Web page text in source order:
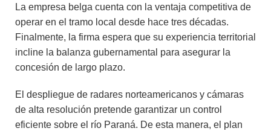
La empresa belga cuenta con la ventaja competitiva de
operar en el tramo local desde hace tres décadas.
Finalmente, la firma espera que su experiencia territorial
incline la balanza gubernamental para asegurar la
concesión de largo plazo.
El despliegue de radares norteamericanos y cámaras
de alta resolución pretende garantizar un control
eficiente sobre el río Paraná. De esta manera, el plan